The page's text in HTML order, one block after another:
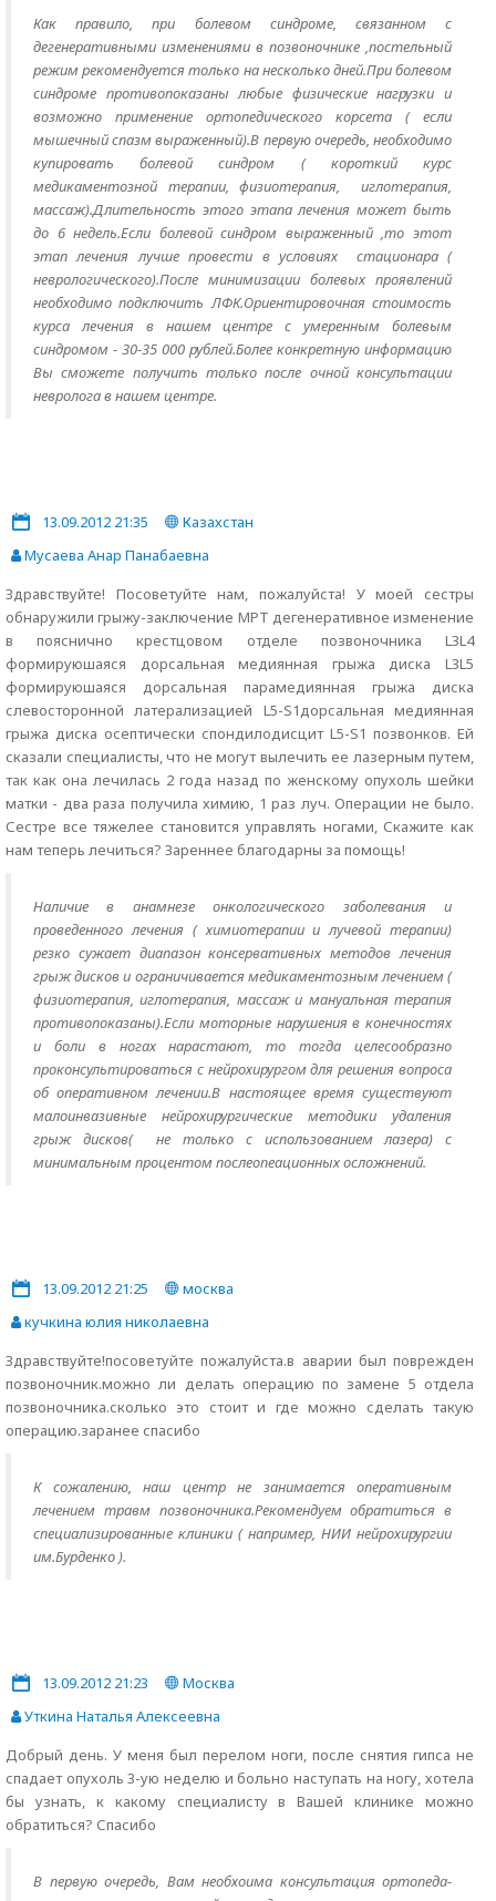
Как правило, при болевом синдроме, связанном с
дегенеративными изменениями в позвоночнике ,постельный
режим рекомендуется только на несколько дней.При болевом
синдроме противопоказаны любые физические нагрузки и
возможно применение ортопедического корсета ( если
мышечный спазм выраженный).В первую очередь, необходимо
купировать болевой синдром ( короткий курс
медикаментозной терапии, физиотерапия, иглотерапия,
массаж).Длительность этого этапа лечения может быть
до 6 недель.Если болевой синдром выраженный ,то этот
этап лечения лучше провести в условиях стационара (
неврологического).После минимизации болевых проявлений
необходимо подключить ЛФК.Ориентировочная стоимость
курса лечения в нашем центре с умеренным болевым
синдромом - 30-35 000 рублей.Более конкретную информацию
Вы сможете получить только после очной консультации
невролога в нашем центре.
13.09.2012 21:35
Казахстан
Мусаева Анар Панабаевна
Здравствуйте! Посоветуйте нам, пожалуйста! У моей сестры
обнаружили грыжу-заключение МРТ дегенеративное изменение
в пояснично крестцовом отделе позвоночника L3L4
формируюшаяся дорсальная медиянная грыжа диска L3L5
формируюшаяся дорсальная парамедиянная грыжа диска
слевосторонной латерализацией L5-S1дорсальная медиянная
грыжа диска осептически спондилодисцит L5-S1 позвонков. Ей
сказали специалисты, что не могут вылечить ее лазерным путем,
так как она лечилась 2 года назад по женскому опухоль шейки
матки - два раза получила химию, 1 раз луч. Операции не было.
Сестре все тяжелее становится управлять ногами, Скажите как
нам теперь лечиться? Зареннее благодарны за помощь!
Наличие в анамнезе онкологического заболевания и
проведенного лечения ( химиотерапии и лучевой терапии)
резко сужает диапазон консервативных методов лечения
грыж дисков и ограничивается медикаментозным лечением (
физиотерапия, иглотерапия, массаж и мануальная терапия
противопоказаны).Если моторные нарушения в конечностях
и боли в ногах нарастают, то тогда целесообразно
проконсультироваться с нейрохирургом для решения вопроса
об оперативном лечении.В настоящее время существуют
малоинвазивные нейрохирургические методики удаления
грыж дисков( не только с использованием лазера) с
минимальным процентом послеопеационных осложнений.
13.09.2012 21:25
москва
кучкина юлия николаевна
Здравствуйте!посоветуйте пожалуйста.в аварии был поврежден
позвоночник.можно ли делать операцию по замене 5 отдела
позвоночника.сколько это стоит и где можно сделать такую
операцию.заранее спасибо
К сожалению, наш центр не занимается оперативным
лечением травм позвоночника.Рекомендуем обратиться в
специализированные клиники ( например, НИИ нейрохирургии
им.Бурденко ).
13.09.2012 21:23
Москва
Уткина Наталья Алексеевна
Добрый день. У меня был перелом ноги, после снятия гипса не
спадает опухоль 3-ую неделю и больно наступать на ногу, хотела
бы узнать, к какому специалисту в Вашей клинике можно
обратиться? Спасибо
В первую очередь, Вам необхоима консультация ортопеда-